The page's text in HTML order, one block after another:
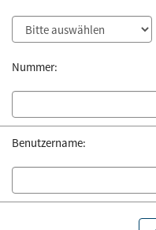
Nummer:
Benutzername: